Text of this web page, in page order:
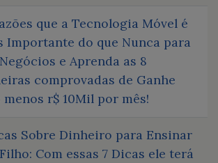
que a Tecnologia Móvel é
Importante do que Nunca para
e Aprenda as 8
comprovadas de Ganhe
menos r$ 10Mil por mês!
Sobre Dinheiro para Ensinar
Com essas 7 Dicas ele terá